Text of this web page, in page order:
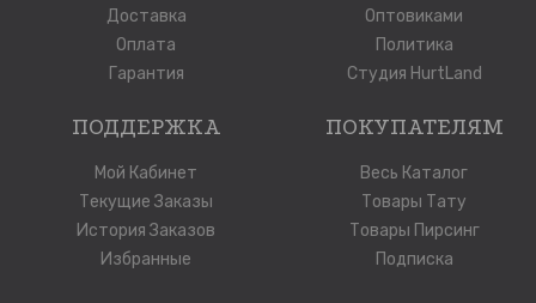
Доставка
Оплата
Гарантия
Оптовиками
Политика
Студия HurtLand
ПОДДЕРЖКА
Мой Кабинет
Текущие Заказы
История Заказов
Избранные
ПОКУПАТЕЛЯМ
Весь Каталог
Товары Тату
Товары Пирсинг
Подписка